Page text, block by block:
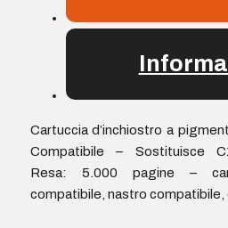
Cartuccia d’inchiostro a
Compatibile – Sostituisce
Resa: 5.000 pagine –
compatibile, nastro